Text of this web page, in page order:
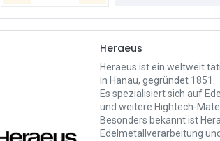
Heraeus
Heraeus ist ein weltweit
in Hanau, gegründet 1851.
Es spezialisiert sich auf
und weitere Hightech-
Besonders bekannt ist
Edelmetallverarbeitung